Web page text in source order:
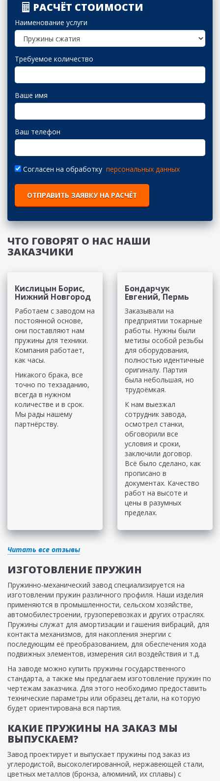
РАСЧЁТ СТОИМОСТИ
Наименование услуги
Требуемое количество
Ваше имя
Ваш телефон
Согласен на обработку персональных данных
ОТПРАВИТЬ ЗАЯВКУ НА РАСЧЁТ
ЧТО ГОВОРЯТ О НАС НАШИ
ЗАКАЗЧИКИ
Кислицын Борис,
Нижний Новгород
Работаем с заводом на
постоянной основе,
они поставляют нам
пружины для техники.
Компания работает,
как часы.
Никакого брака, все
точно по техзаданию,
всегда в нужном
количестве и в срок.
Мы рады нашему
партнёрству.
Бондарчук
Евгений, Пермь
Заказывали на
предприятии токарные
работы. Нужны были
метизы особой резьбы
для оборудования,
полностью идентичные
оригиналу. Партия
была небольшая, но
трудоёмкая.
К нам выезжал
сотрудник завода,
осмотрел станки,
обговорили все
условия и сроки,
заключили договор.
Всё было сделано, как
прописано в
документах. Качество
работ на высоте и
цены в разумных
пределах.
Читать все отзывы
ИЗГОТОВЛЕНИЕ ПРУЖИН
Пружинно-механический завод специализируется на
изготовлении пружин различного профиля. Наши изделия
применяются в промышленности, сельском хозяйстве,
автомобилестроении, грузоперевозках и других отраслях.
Пружины служат для амортизации и гашения вибраций, для
контакта механизмов, для накопления энергии с
последующим её преобразованием, для обеспечения хода
подвижных элементов, измерения сил воздействия и т.д.
На заводе можно купить пружины государственного
стандарта, а также мы предлагаем изготовление пружин по
чертежам заказчика. Для этого необходимо предоставить
технические параметры или образец детали, на которую
будет ориентирована вся партия.
КАКИЕ ПРУЖИНЫ НА ЗАКАЗ МЫ
ВЫПУСКАЕМ?
Завод проектирует и выпускает пружины под заказ из
углеродистой, высоколегированной, нержавеющей стали,
цветных металлов (бронза, алюминий, их сплавы) с